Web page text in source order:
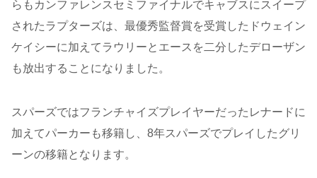
らもカンファレンスセミファイナルでキャブスにスイープ
されたラプターズは、最優秀監督賞を受賞したドウェイン
ケイシーに加えてラウリーとエースを二分したデローザン
も放出することになりました。
スパーズではフランチャイズプレイヤーだったレナードに
加えてパーカーも移籍し、8年スパーズでプレイしたグリ
ーンの移籍となります。